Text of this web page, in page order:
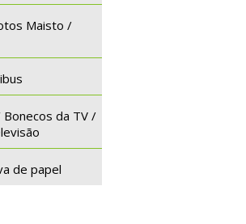
Maisto /
da TV /
de papel